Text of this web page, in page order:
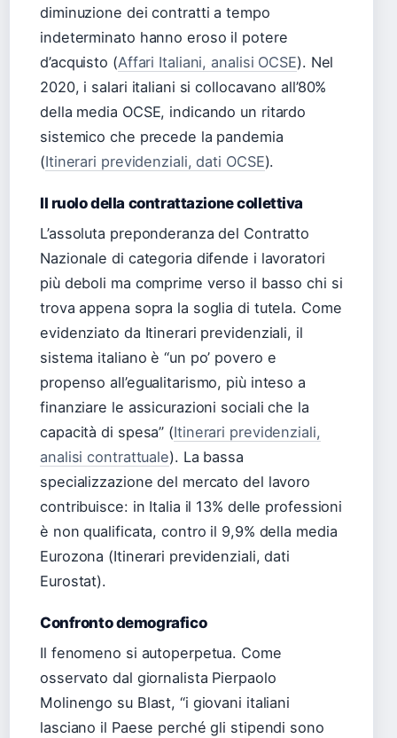
diminuzione dei contratti a tempo
indeterminato hanno eroso il potere
d’acquisto (Affari Italiani, analisi OCSE). Nel
2020, i salari italiani si collocavano all’80%
della media OCSE, indicando un ritardo
sistemico che precede la pandemia
(Itinerari previdenziali, dati OCSE).
Il ruolo della contrattazione collettiva
L’assoluta preponderanza del Contratto
Nazionale di categoria difende i lavoratori
più deboli ma comprime verso il basso chi si
trova appena sopra la soglia di tutela. Come
evidenziato da Itinerari previdenziali, il
sistema italiano è “un po’ povero e
propenso all’egualitarismo, più inteso a
finanziare le assicurazioni sociali che la
capacità di spesa” (Itinerari previdenziali,
analisi contrattuale). La bassa
specializzazione del mercato del lavoro
contribuisce: in Italia il 13% delle professioni
è non qualificata, contro il 9,9% della media
Eurozona (Itinerari previdenziali, dati
Eurostat).
Confronto demografico
Il fenomeno si autoperpetua. Come
osservato dal giornalista Pierpaolo
Molinengo su Blast, “i giovani italiani
lasciano il Paese perché gli stipendi sono